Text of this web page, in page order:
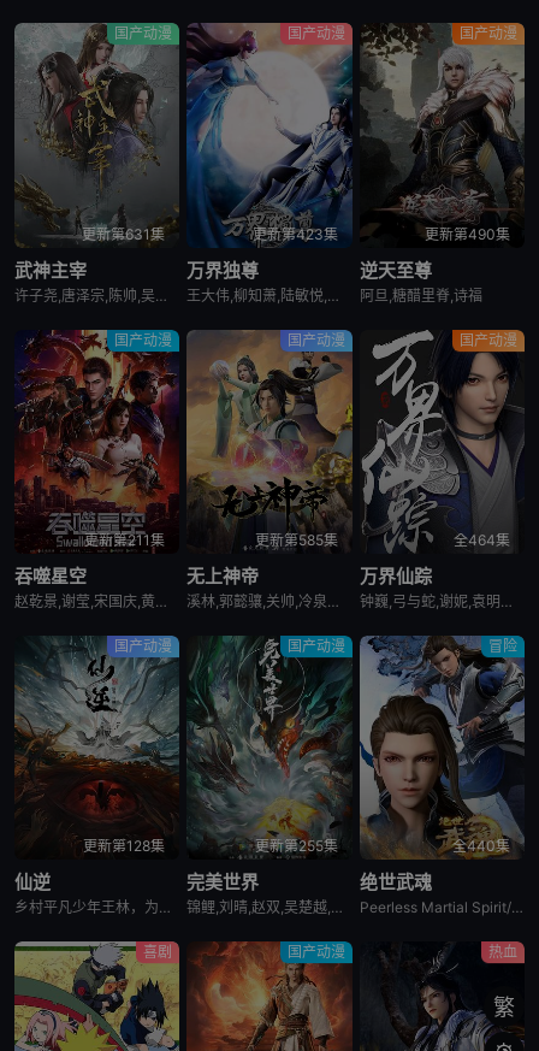
国产动漫
更新第631集
武神主宰
许子尧,唐泽宗,陈帅,吴凡,孙科
国产动漫
更新第423集
万界独尊
王大伟,柳知萧,陆敏悦,冷泉夜月,关帅,兰雨馨,季骜杰,默伶,包小柒,徐翔,张妮,烈之流星,钟巍,Akira明,安志,kinsen,芥末
国产动漫
更新第490集
逆天至尊
阿旦,糖醋里脊,诗福
国产动漫
更新第211集
吞噬星空
赵乾景,谢莹,宋国庆,黄进则,张若瑜
国产动漫
更新第585集
无上神帝
溪林,郭懿骧,关帅,冷泉夜月,季骜杰,钟巍,烈之流星,兰雨馨,张妮,徐翔,Akira明,柳知萧
国产动漫
全464集
万界仙踪
钟巍,弓与蛇,谢妮,袁明清,倪倪,黄骥,默伶,烈之流星
国产动漫
更新第128集
仙逆
乡村平凡少年王林，为了心中不屈的信念踏入仙门修行，克服天资不足的困境，逆流而上，积极面对苦难与挑战，不断突破自我，最终将命运始终牢牢地把握在自己手中！
国产动漫
更新第255集
完美世界
锦鲤,刘晴,赵双,吴楚越,阎么么,宣晓鸣
冒险
全440集
绝世武魂
Peerless Martial Spirit/A Paragon of Wu hun
喜剧 国产动漫 热血
繁